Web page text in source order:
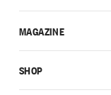
MAGAZINE
SHOP